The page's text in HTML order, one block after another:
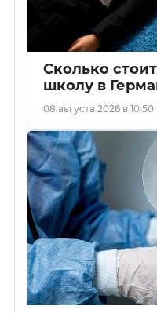
Сколько
школу в
08 августа 2026 в 10:50